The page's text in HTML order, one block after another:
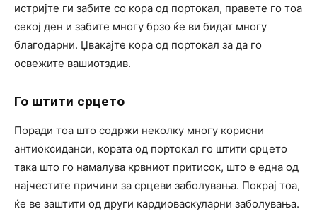
истријте ги забите со кора од портокал, правете го тоа
секој ден и забите многу брзо ќе ви бидат многу
благодарни. Џвакајте кора од портокал за да го
освежите вашиотздив.
Го штити срцето
Поради тоа што содржи неколку многу корисни
антиоксиданси, кората од портокал го штити срцето
така што го намалува крвниот притисок, што е една од
најчестите причини за срцеви заболувања. Покрај тоа,
ќе ве заштити од други кардиоваскуларни заболувања.